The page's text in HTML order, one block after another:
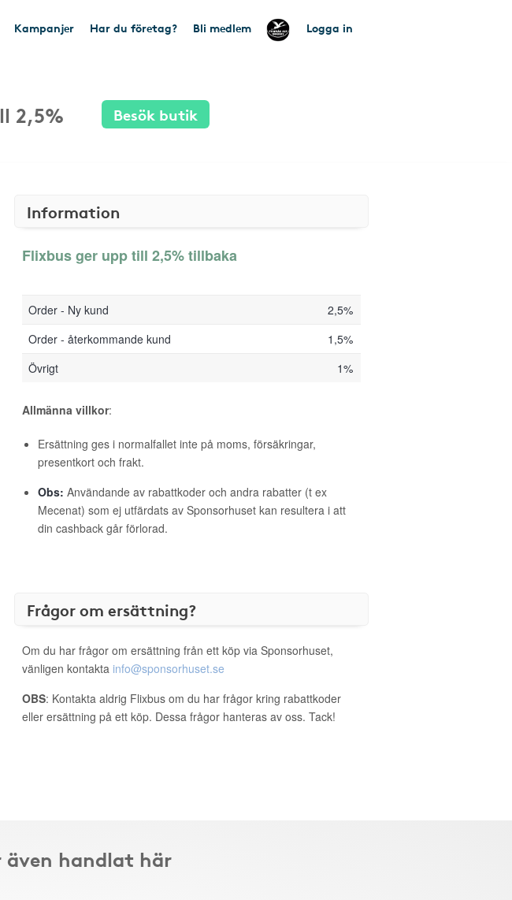
Kampanjer Har du företag? Bli medlem Logga in
2,5% Besök butik
Information
Flixbus ger upp till 2,5% tillbaka
Order - Ny kund
2,5%
Order - återkommande kund
1,5%
Övrigt
1%
Allmänna villkor:
Ersättning ges i normalfallet inte på moms, försäkringar,
presentkort och frakt.
Obs: Användande av rabattkoder och andra rabatter (t ex
Mecenat) som ej utfärdats av Sponsorhuset kan resultera i att
din cashback går förlorad.
Frågor om ersättning?
Om du har frågor om ersättning från ett köp via Sponsorhuset,
vänligen kontakta info@sponsorhuset.se
OBS: Kontakta aldrig Flixbus om du har frågor kring rabattkoder
eller ersättning på ett köp. Dessa frågor hanteras av oss. Tack!
även handlat här